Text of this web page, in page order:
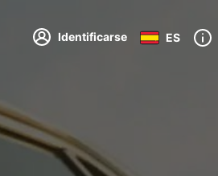
Identificarse ES